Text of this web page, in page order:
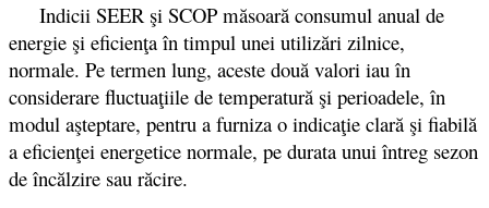
Indicii SEER şi SCOP măsoară consumul anual de
energie şi eficienţa în timpul unei utilizări zilnice,
normale. Pe termen lung, aceste două valori iau în
considerare fluctuaţiile de temperatură şi perioadele, în
modul aşteptare, pentru a furniza o indicaţie clară şi fiabilă
a eficienţei energetice normale, pe durata unui întreg sezon
de încălzire sau răcire.